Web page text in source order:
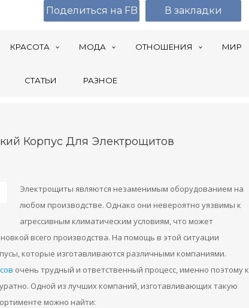
КРАСОТА МОДА ОТНОШЕНИЯ МИР
СТАТЬИ РАЗНОЕ
Корпус Для Электрощитов
Электрощиты являются незаменимым оборудованием на
любом производстве. Однако они невероятно уязвимы к
агрессивным климатическим условиям, что может
всего производства. На помощь в этой ситуации
которые изготавливаются различными компаниями.
очень трудный и ответственный процесс, именно поэтому к
Одной из лучших компаний, изготавливающих такую
можно найти:
Поделиться на FB В закладки